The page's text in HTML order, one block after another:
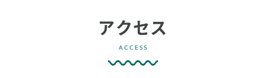
アクセス
ACCESS